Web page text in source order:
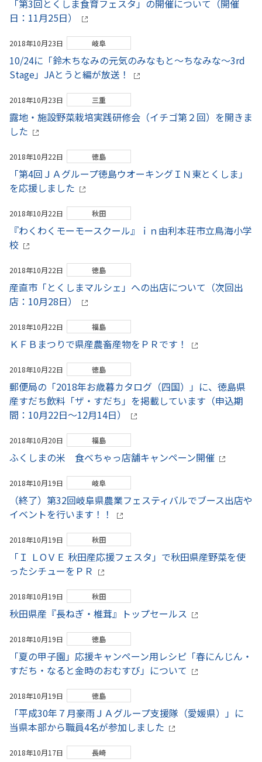
「第3回とくしま食育フェスタ」の開催について（開催
日：11月25日）
2018年10月23日 岐阜
10/24に「鈴木ちなみの元気のみなもと～ちなみな～3rd
Stage」JAとうと編が放送！
2018年10月23日 三重
露地・施設野菜栽培実践研修会（イチゴ第２回）を開きま
した
2018年10月22日 徳島
「第4回ＪＡグループ徳島ウオーキングＩＮ東とくしま」
を応援しました
2018年10月22日 秋田
『わくわくモーモースクール』ｉｎ由利本荘市立鳥海小学
校
2018年10月22日 徳島
産直市「とくしまマルシェ」への出店について（次回出
店：10月28日）
2018年10月22日 福島
ＫＦＢまつりで県産農畜産物をＰＲです！
2018年10月22日 徳島
郵便局の「2018年お歳暮カタログ（四国）」に、徳島県
産すだち飲料「ザ・すだち」を掲載しています（申込期
間：10月22日～12月14日）
2018年10月20日 福島
ふくしまの米 食べちゃっ店舗キャンペーン開催
2018年10月19日 岐阜
（終了）第32回岐阜県農業フェスティバルでブース出店や
イベントを行います！！
2018年10月19日 秋田
「Ｉ ＬОＶＥ 秋田産応援フェスタ」で秋田県産野菜を使
ったシチューをＰＲ
2018年10月19日 秋田
秋田県産『長ねぎ・椎茸』トップセールス
2018年10月19日 徳島
「夏の甲子園」応援キャンペーン用レシピ「春にんじん・
すだち・なると金時のおむすび」について
2018年10月19日 徳島
「平成30年７月豪雨ＪＡグループ支援隊（愛媛県）」に
当県本部から職員4名が参加しました
2018年10月17日 長崎